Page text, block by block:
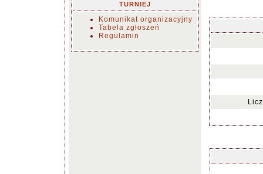
TURNIEJ
Komunikat organizacyjny
Tabela zgłoszeń
Regulamin